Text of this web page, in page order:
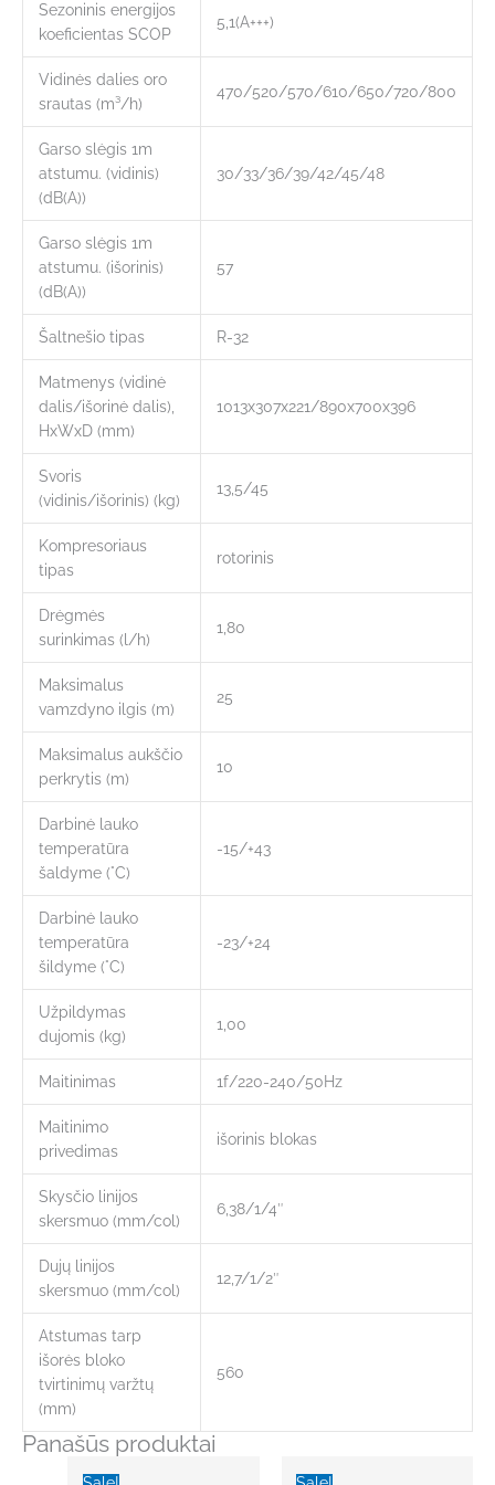
Sezoninis energijos
koeficientas SCOP
5,1(А+++)
Vidinės dalies oro
srautas (m³/h)
470/520/570/610/650/720/800
Garso slėgis 1m
atstumu. (vidinis)
(dB(A))
30/33/36/39/42/45/48
Garso slėgis 1m
atstumu. (išorinis)
(dB(A))
57
Šaltnešio tipas R-32
Matmenys (vidinė
dalis/išorinė dalis),
HxWxD (mm)
1013х307х221/890х700х396
Svoris
(vidinis/išorinis) (kg)
13,5/45
Kompresoriaus
tipas
rotorinis
Drėgmės
surinkimas (l/h)
1,80
Maksimalus
vamzdyno ilgis (m)
25
Maksimalus aukščio
perkrytis (m)
10
Darbinė lauko
temperatūra
šaldyme (°C)
-15/+43
Darbinė lauko
temperatūra
šildyme (°C)
-23/+24
Užpildymas
dujomis (kg)
1,00
Maitinimas 1f/220-240/50Hz
Maitinimo
privedimas
išorinis blokas
Skysčio linijos
skersmuo (mm/col)
6,38/1/4″
Dujų linijos
skersmuo (mm/col)
12,7/1/2″
Atstumas tarp
išorės bloko
tvirtinimų varžtų
(mm)
560
Panašūs produktai